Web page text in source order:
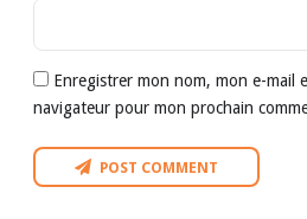
Enregistrer mon nom, mon e-mail
navigateur pour mon prochain
POST COMMENT